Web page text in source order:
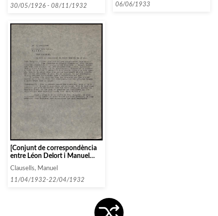
i entitats seguint un ordre
30/05/1926 - 08/11/1932
06/06/1933
[Conjunt de correspondència
entre Léon Delort i Manuel
d’abril de 1932]
Clausells, Manuel
11/04/1932-22/04/1932